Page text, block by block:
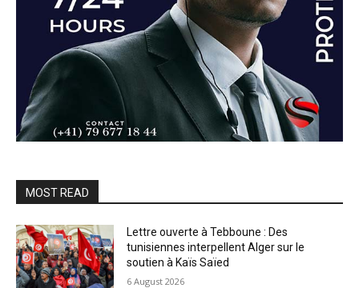
MOST READ
Lettre ouverte à Tebboune : Des
tunisiennes interpellent Alger sur le
soutien à Kaïs Saïed
6 August 2026